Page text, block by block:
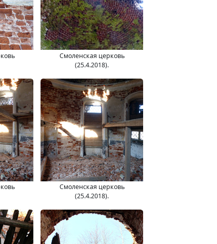
Смоленская церковь
(25.4.2018).
Смоленская церковь
(25.4.2018).